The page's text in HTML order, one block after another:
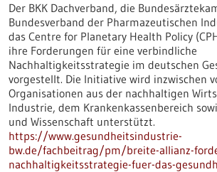
Der BKK Dachverband, die
Bundesverband der Pharmazeutischen
das Centre for Planetary Health Policy
ihre Forderungen für eine verbindliche
Nachhaltigkeitsstrategie im deutschen
vorgestellt. Die Initiative wird inzwischen
Organisationen aus der nachhaltigen
Industrie, dem Krankenkassenbereich
und Wissenschaft unterstützt.
https://www.gesundheitsindustrie-
bw.de/fachbeitrag/pm/breite-allianz-
nachhaltigkeitsstrategie-fuer-das-